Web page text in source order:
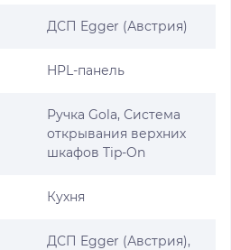
ДСП Egger (Австрия)
HPL-панель
Ручка Gola, Система
открывания верхних
шкафов Tip-On
Кухня
ДСП Egger (Австрия),